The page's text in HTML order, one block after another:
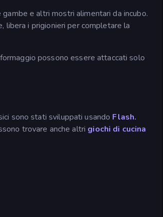
e altri mostri alimentari da incubo.
libera i prigionieri per completare la
possono essere attaccati solo
sono stati sviluppati usando Flash.
trovare anche altri giochi di cucina